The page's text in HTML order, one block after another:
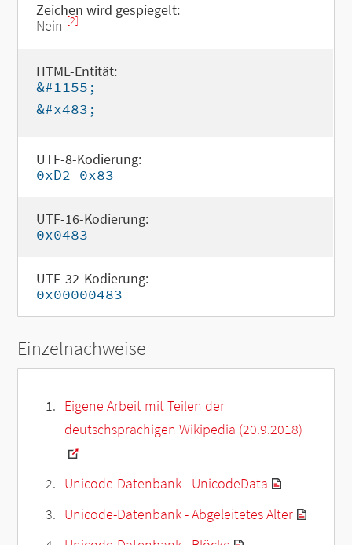
Zeichen wird gespiegelt:
Nein [2]
HTML-Entität:
&#1155;
&#x483;
UTF-8-Kodierung:
0xD2 0x83
UTF-16-Kodierung:
0x0483
UTF-32-Kodierung:
0x00000483
Einzelnachweise
Eigene Arbeit mit Teilen der
deutschsprachigen Wikipedia (20.9.2018)
Unicode-Datenbank - UnicodeData
Unicode-Datenbank - Abgeleitetes Alter